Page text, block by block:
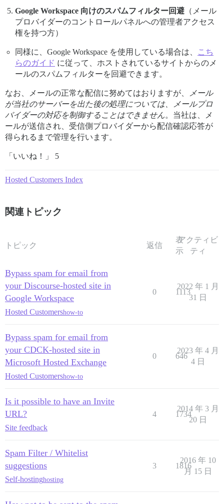
Google Workspace 向けのスパムフィルター回避 （メール
プロバイダーのコントロールパネルへの管理者アクセス
権を持つ方）
同様に、Google Workspace を使用している場合は、
こち
らのガイド に従って、ホストされているサイトからのメ
ールのスパムフィルターを回避できます。
なお、メールの正常な配信に努めてはおりますが、
メール
が当社のサーバーを出た後の処理については、メールプロ
バイダーの対応を制御することはできません。当社は、メ
ールが送信され、受信側プロバイダーから配信確認応答が
得られるまで管理を行います。
「いいね！」 5
Hosted Customers Index
関連トピック
トピック 返信
表
示
アクティビ
ティ
Bypass spam for email from
your Discourse-hosted site in
Google Workspace
Hosted Customershow-to
0 1113
2022 年 1 月
31 日
Bypass spam for email from
your CDCK-hosted site in
Microsoft Hosted Exchange
Hosted Customershow-to
0 646
2023 年 4 月
4 日
Is it possible to have an Invite
URL?
Site feedback
4 1734
2014 年 3 月
20 日
Spam Filter / Whitelist
suggestions
Self-hostinghosting
3 1816
2016 年 10
月 15 日